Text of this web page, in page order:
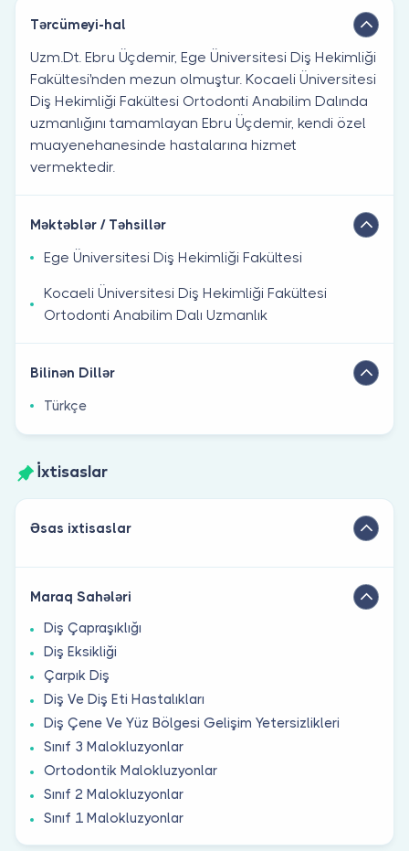
Tərcümeyi-hal
Uzm.Dt. Ebru Üçdemir, Ege Üniversitesi Diş Hekimliği
Fakültesi'nden mezun olmuştur. Kocaeli Üniversitesi
Diş Hekimliği Fakültesi Ortodonti Anabilim Dalında
uzmanlığını tamamlayan Ebru Üçdemir, kendi özel
muayenehanesinde hastalarına hizmet
vermektedir.
Məktəblər / Təhsillər
Ege Üniversitesi Diş Hekimliği Fakültesi
Kocaeli Üniversitesi Diş Hekimliği Fakültesi
Ortodonti Anabilim Dalı Uzmanlık
Bilinən Dillər
Türkçe
İxtisaslar
Əsas ixtisaslar
Maraq Sahələri
Diş Çapraşıklığı
Diş Eksikliği
Çarpık Diş
Diş Ve Diş Eti Hastalıkları
Diş Çene Ve Yüz Bölgesi Gelişim Yetersizlikleri
Sınıf 3 Malokluzyonlar
Ortodontik Malokluzyonlar
Sınıf 2 Malokluzyonlar
Sınıf 1 Malokluzyonlar